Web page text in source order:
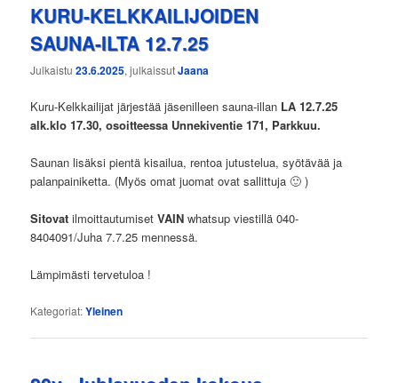
KURU-KELKKAILIJOIDEN
SAUNA-ILTA 12.7.25
Julkaistu23.6.2025, julkaissutJaana
Kuru-Kelkkailijat järjestää jäsenilleen sauna-illan LA 12.7.25
alk.klo 17.30, osoitteessa Unnekiventie 171, Parkkuu.
Saunan lisäksi pientä kisailua, rentoa jutustelua, syötävää ja
palanpainiketta. (Myös omat juomat ovat sallittuja 🙂 )
Sitovat ilmoittautumisetVAINwhatsup viestillä 040-
8404091/Juha 7.7.25 mennessä.
Lämpimästi tervetuloa !
Kategoriat:Yleinen